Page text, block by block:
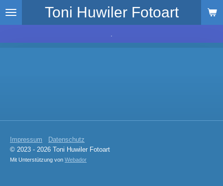
Zum
Toni Huwiler Fotoart
Impressum
Datenschutz
© 2023 - 2026 Toni Huwiler Fotoart
Mit Unterstützung von Webador